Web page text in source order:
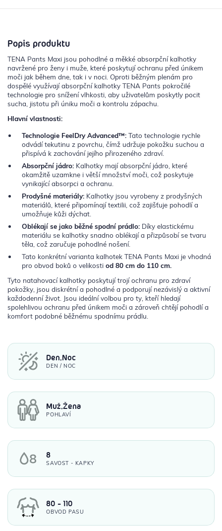
Popis produktu
TENA Pants Maxi jsou pohodlné a měkké absorpční kalhotky
navržené pro ženy i muže, které poskytují ochranu před únikem
moči jak během dne, tak i v noci. Oproti běžným plenám pro
dospělé využívají absorpční kalhotky TENA Pants pokročilé
technologie pro snížení vlhkosti, aby uživatelům poskytly pocit
sucha, jistotu při úniku moči a kontrolu zápachu.
Hlavní vlastnosti:
Technologie FeelDry Advanced™:Tato technologie rychle
odvádí tekutinu z povrchu, čímž udržuje pokožku suchou a
přispívá k zachování jejího přirozeného zdraví.
Absorpční jádro:Kalhotky mají absorpční jádro, které
okamžitě uzamkne i větší množství moči, což poskytuje
vynikající absorpci a ochranu.
Prodyšné materiály:Kalhotky jsou vyrobeny z prodyšných
materiálů, které připomínají textilii, což zajišťuje pohodlí a
umožňuje kůži dýchat.
Oblékají se jako běžné spodní prádlo:Díky elastickému
materiálu se kalhotky snadno oblékají a přizpůsobí se tvaru
těla, což zaručuje pohodlné nošení.
Tato konkrétní varianta kalhotek TENA Pants Maxi je vhodná
pro obvod boků o velikosti od 80 cm do 110 cm.
Tyto natahovací kalhotky poskytují trojí ochranu pro zdraví
pokožky, jsou diskrétní a pohodlné a podporují nezávislý a aktivní
každodenní život. Jsou ideální volbou pro ty, kteří hledají
spolehlivou ochranu před únikem moči a zároveň chtějí pohodlí a
komfort podobné běžnému spodnímu prádlu.
Den,Noc
DEN / NOC
Muž,Žena
POHLAVÍ
8
SAVOST - KAPKY
80 - 110
OBVOD PASU